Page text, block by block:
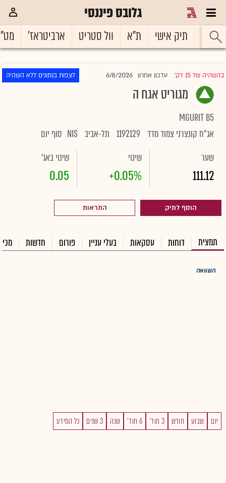
גלובס פיננסי
ראשי תיק אישי ת"א וול סטריט ארביטראז'
בהשהיה של 15 דק' |עדכון אחרון 6/8/2026 לצפות בנתונים ללא השהיה
מגוריט אגח ה
MGURIT B5
אג"ח קונצרני צמוד מדד 1192129 תל-אביב NIS סוף יום
שער
111.12
שינוי
+0.05%
שינוי באג'
0.05
הוסף לתיק התראות
תמצית דוחות עסקאות בעלי עניין פורום חדשות
השוואה
יום שבוע חודש 3 חוד' 6 חוד' שנה 3 שנים כל המידע